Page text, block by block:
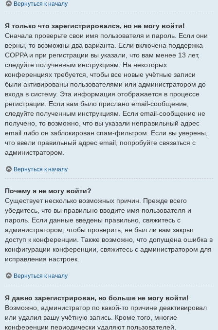
Вернуться к началу
Я только что зарегистрировался, но не могу войти!
Сначала проверьте свои имя пользователя и пароль. Если они
верны, то возможны два варианта. Если включена поддержка
COPPA и при регистрации вы указали, что вам менее 13 лет,
следуйте полученным инструкциям. На некоторых
конференциях требуется, чтобы все новые учётные записи
были активированы пользователями или администратором до
входа в систему. Эта информация отображается в процессе
регистрации. Если вам было прислано email-сообщение,
следуйте полученным инструкциям. Если email-сообщение не
получено, то возможно, что вы указали неправильный адрес
email либо он заблокирован спам-фильтром. Если вы уверены,
что ввели правильный адрес email, попробуйте связаться с
администратором.
Вернуться к началу
Почему я не могу войти?
Существует несколько возможных причин. Прежде всего
убедитесь, что вы правильно вводите имя пользователя и
пароль. Если данные введены правильно, свяжитесь с
администратором, чтобы проверить, не был ли вам закрыт
доступ к конференции. Также возможно, что допущена ошибка в
конфигурации конференции, свяжитесь с администратором для
исправления настроек.
Вернуться к началу
Я давно зарегистрирован, но больше не могу войти!
Возможно, администратор по какой-то причине деактивировал
или удалил вашу учётную запись. Кроме того, многие
конференции периодически удаляют пользователей,